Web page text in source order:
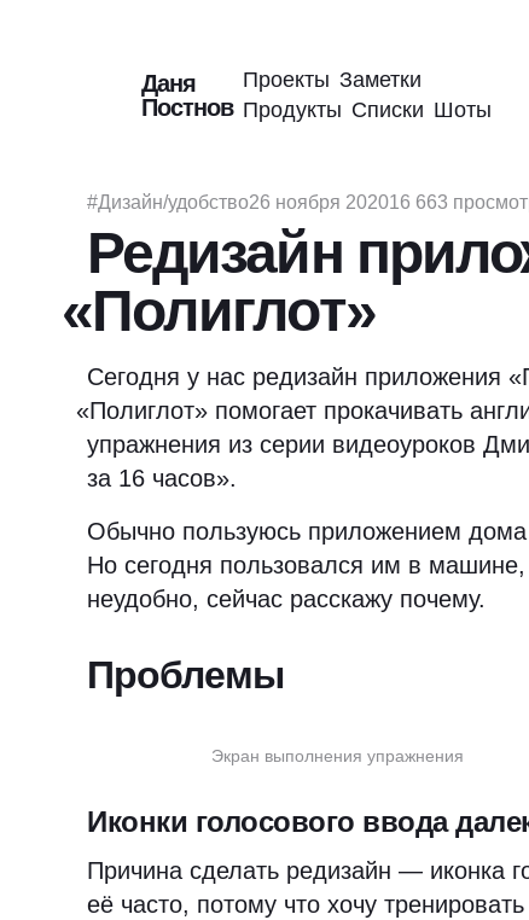
Даня
Постнов
Проекты Заметки
Продукты Списки Шоты
#Дизайн/удобство26 ноября 202016 663
Редизайн
«Полиглот»
Сегодня у нас редизайн приложения «
«Полиглот» помогает прокачивать
упражнения из серии видеоуроков
за 16 часов».
Обычно пользуюсь приложением
Но сегодня пользовался им в
неудобно, сейчас расскажу почему.
Проблемы
Экран выполнения упражнения
Иконки голосового ввода
Причина сделать редизайн — иконка
её часто, потому что хочу